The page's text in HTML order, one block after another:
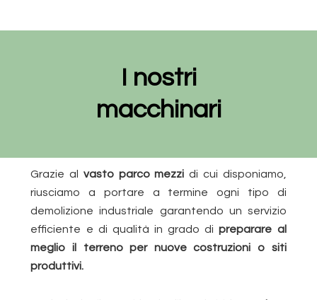
I nostri
macchinari
Grazie al vasto parco mezzi di cui disponiamo,
riusciamo a portare a termine ogni tipo di
demolizione industriale garantendo un servizio
efficiente e di qualità in grado dipreparare al
meglio il terreno per nuove costruzioni o siti
produttivi.